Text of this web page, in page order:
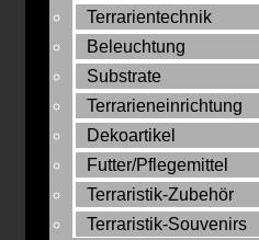
Terrarientechnik
Beleuchtung
Substrate
Terrarieneinrichtung
Dekoartikel
Futter/Pflegemittel
Terraristik-Zubehör
Terraristik-Souvenirs